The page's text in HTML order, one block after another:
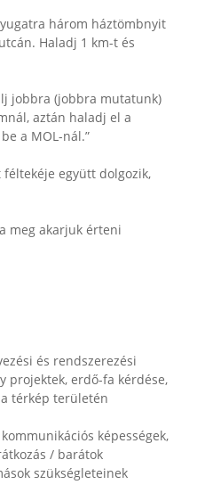
három háztömbnyit
Haladj 1 km-t és
jobbra (jobbra mutatunk)
aztán haladj el a
a MOL-nál.”
féltekéje együtt dolgozik,
meg akarjuk érteni
és rendszerezési
projektek, erdő-fa kérdése,
térkép területén
képességek,
/ barátok
szükségleteinek